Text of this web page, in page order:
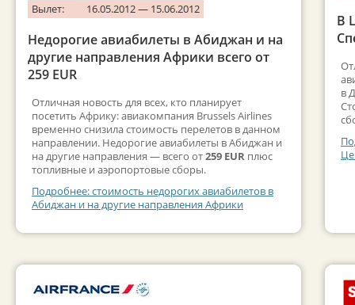
Вылет:
16.05.2012 — 15.06.2012
Недорогие авиабилеты в Абиджан и на
другие направления Африки всего от
259 EUR
Отличная новость для всех, кто планирует
посетить Африку: авиакомпания Brussels Airlines
временно снизила стоимость перелетов в данном
направлении. Недорогие авиабилеты в Абиджан и
на другие направления — всего от259 EUR плюс
топливные и аэропортовые сборы.
Подробнее: стоимость недорогих авиабилетов в
Абиджан и на другие направления Африки
В
в